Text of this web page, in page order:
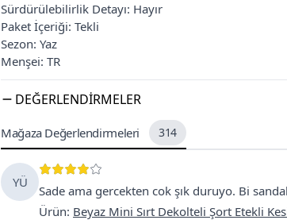
Sürdürülebilirlik Detayı: Hayır
Paket İçeriği: Tekli
Sezon: Yaz
Menşei: TR
DEĞERLENDIRMELER
Mağaza Değerlendirmeleri 314
YÜ
Sade ama gercekten cok şık duruyo. Bi
Ürün: Beyaz Mini Sırt Dekolteli Şort Etekli